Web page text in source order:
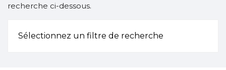
recherche ci-dessous.
Sélectionnez un filtre de recherche